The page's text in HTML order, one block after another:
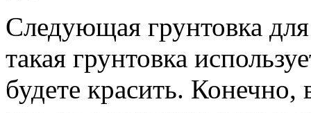
Следующая грунтовка
такая грунтовка
будете красить.